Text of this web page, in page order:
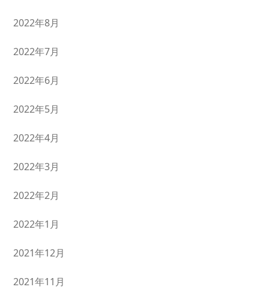
2022年8月
2022年7月
2022年6月
2022年5月
2022年4月
2022年3月
2022年2月
2022年1月
2021年12月
2021年11月